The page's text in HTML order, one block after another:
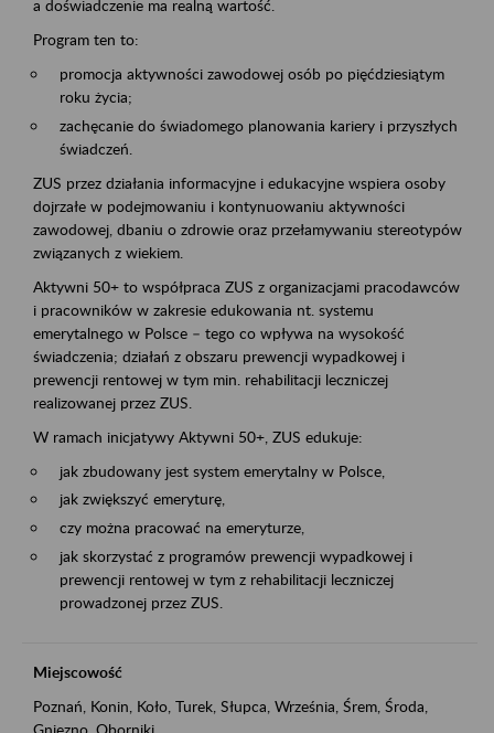
a doświadczenie ma realną wartość.
Program ten to:
promocja aktywności zawodowej osób po pięćdziesiątym
roku życia;
zachęcanie do świadomego planowania kariery i przyszłych
świadczeń.
ZUS przez działania informacyjne i edukacyjne wspiera osoby
dojrzałe w podejmowaniu i kontynuowaniu aktywności
zawodowej, dbaniu o zdrowie oraz przełamywaniu stereotypów
związanych z wiekiem.
Aktywni 50+ to współpraca ZUS z organizacjami pracodawców
i pracowników w zakresie edukowania nt. systemu
emerytalnego w Polsce – tego co wpływa na wysokość
świadczenia; działań z obszaru prewencji wypadkowej i
prewencji rentowej w tym min. rehabilitacji leczniczej
realizowanej przez ZUS.
W ramach inicjatywy Aktywni 50+, ZUS edukuje:
jak zbudowany jest system emerytalny w Polsce,
jak zwiększyć emeryturę,
czy można pracować na emeryturze,
jak skorzystać z programów prewencji wypadkowej i
prewencji rentowej w tym z rehabilitacji leczniczej
prowadzonej przez ZUS.
Miejscowość
Poznań, Konin, Koło, Turek, Słupca, Września, Śrem, Środa,
Gniezno, Oborniki